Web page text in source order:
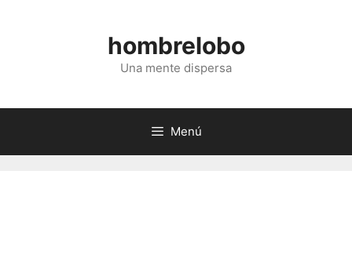
hombrelobo
Una mente dispersa
Menú